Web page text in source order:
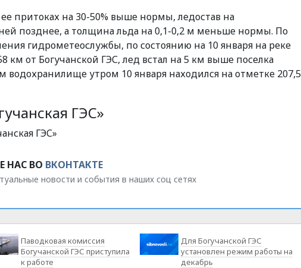
притоках на 30-50% выше нормы, ледостав на
позднее, а толщина льда на 0,1-0,2 м меньше нормы. По
гидрометеослужбы, по состоянию на 10 января на реке
км от Богучанской ГЭС, лед встал на 5 км выше поселка
водохранилище утром 10 января находился на отметке 207,5
ГЭС»
ГЭС»
НАС ВО ВКОНТАКТЕ
новости и события в наших соц сетях
Паводковая комиссия
Богучанской ГЭС приступила
к работе
Для Богучанской ГЭС
установлен режим работы на
декабрь